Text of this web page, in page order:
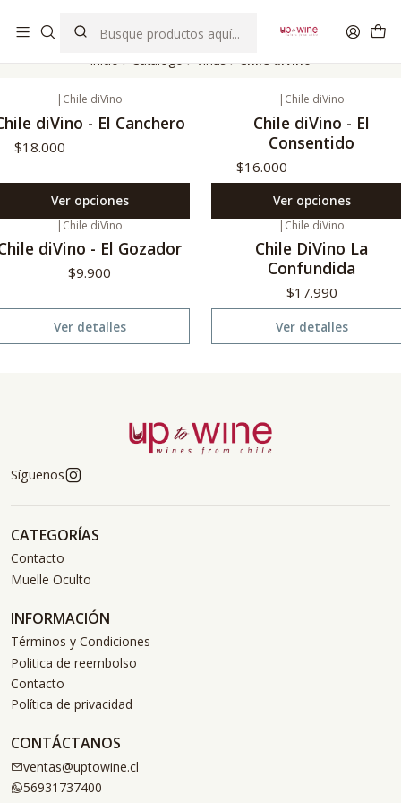
Inicio Catálogo Viñas Chile diVino
| Chile diVino
diVino - El Canchero
$18.000
Ver opciones
| Chile diVino
Chile diVino - El
Consentido
$16.000
Ver opciones
| Chile diVino
diVino - El Gozador
$9.900
Ver detalles
No disponible
| Chile diVino
Chile DiVino La
Confundida
$17.990
Ver detalles
Síguenos
CATEGORÍAS
Contacto
Muelle Oculto
INFORMACIÓN
Términos y Condiciones
Politica de reembolso
Contacto
Política de privacidad
CONTÁCTANOS
ventas@uptowine.cl
56931737400